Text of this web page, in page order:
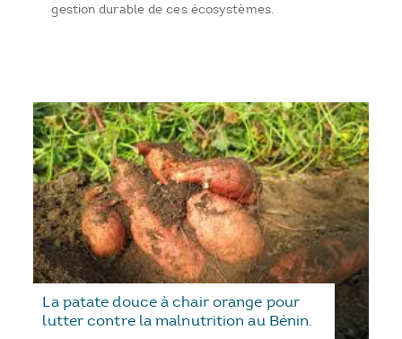
gestion durable de ces écosystèmes.
La patate douce à chair orange pour
lutter contre la malnutrition au Bénin.